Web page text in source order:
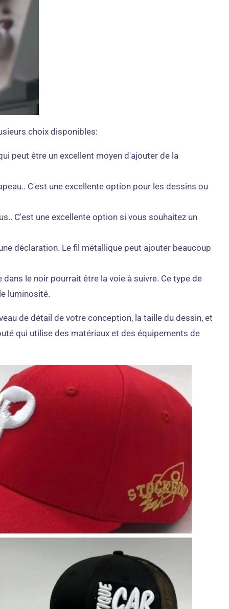
choix disponibles:
peut être un excellent moyen d'ajouter de la
C'est une excellente option pour les dessins ou
C'est une excellente option si vous souhaitez un
déclaration. Le fil métallique peut ajouter beaucoup
le noir pourrait être la voie à suivre. Ce type de
luminosité.
de détail de votre conception, la taille du dessin, et
qui utilise des matériaux et des équipements de